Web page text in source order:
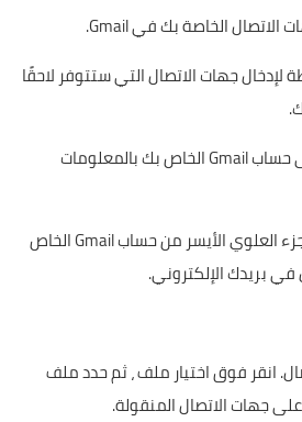
لإدخال جهات الاتصال التي ستتوفر لاحقًا
1- قم بتسجيل الدخول إلى حساب Gmail الخاص بك بالمعلومات
2. انقر فوق "بريد" في الجزء العلوي الأيسر من حساب Gmail الخاص
في بريدك الإلكتروني.
انقر فوق اختيار ملف ، ثم حدد ملف